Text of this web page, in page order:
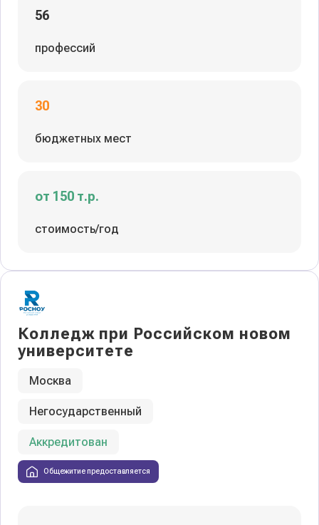
56
профессий
30
бюджетных мест
от 150 т.р.
стоимость/год
Колледж при Российском новом
университете
Москва
Негосударственный
Аккредитован
Общежитие предоставляется